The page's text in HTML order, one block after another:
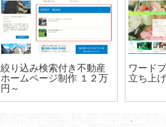
絞り込み検索付き不動産
ホームページ制作 １２万
円～
ワード
立ち上